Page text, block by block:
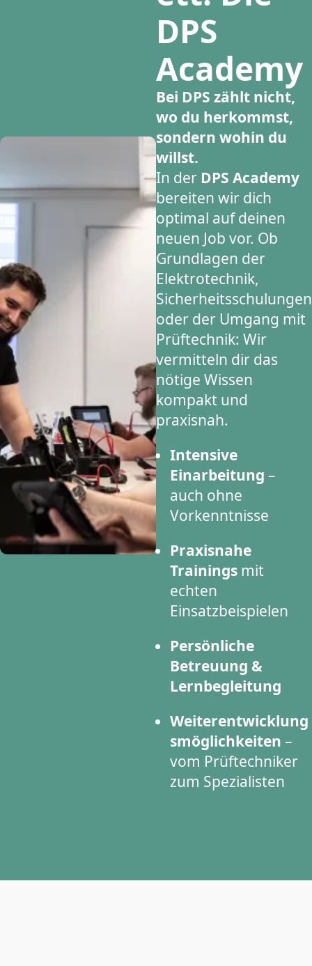
DPS
Academy
Bei DPS zählt nicht,
wo du herkommst,
sondern wohin du
willst.
In der DPS Academy
bereiten wir dich
optimal auf deinen
neuen Job vor. Ob
Grundlagen der
Elektrotechnik,
Sicherheitsschulungen
oder der Umgang mit
Prüftechnik: Wir
vermitteln dir das
nötige Wissen
kompakt und
praxisnah.
Intensive
Einarbeitung –
auch ohne
Vorkenntnisse
Praxisnahe
Trainings mit
echten
Einsatzbeispielen
Persönliche
Betreuung &
Lernbegleitung
Weiterentwicklung
smöglichkeiten –
vom Prüftechniker
zum Spezialisten